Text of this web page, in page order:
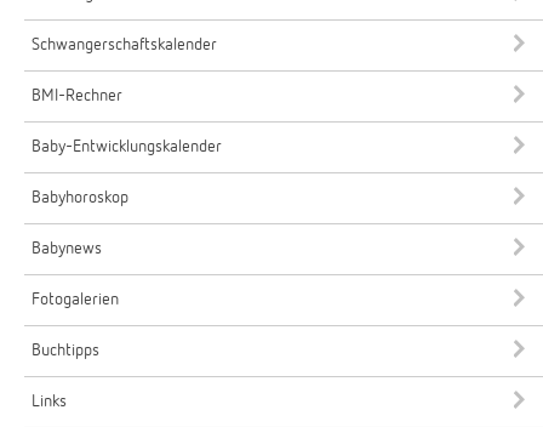
Schwangerschaftskalender
BMI-Rechner
Baby-Entwicklungskalender
Babyhoroskop
Babynews
Fotogalerien
Buchtipps
Links